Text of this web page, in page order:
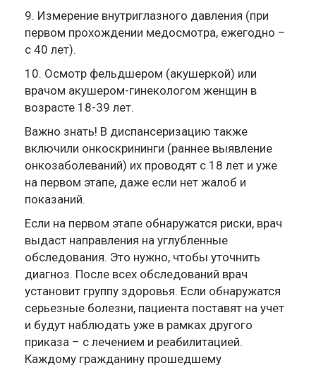
9. Измерение внутриглазного давления (при
первом прохождении медосмотра, ежегодно –
с 40 лет).
10. Осмотр фельдшером (акушеркой) или
врачом акушером-гинекологом женщин в
возрасте 18-39 лет.
Важно знать! В диспансеризацию также
включили онкоскрининги (раннее выявление
онкозаболеваний) их проводят с 18 лет и уже
на первом этапе, даже если нет жалоб и
показаний.
Если на первом этапе обнаружатся риски, врач
выдаст направления на углубленные
обследования. Это нужно, чтобы уточнить
диагноз. После всех обследований врач
установит группу здоровья. Если обнаружатся
серьезные болезни, пациента поставят на учет
и будут наблюдать уже в рамках другого
приказа – с лечением и реабилитацией.
Каждому гражданину прошедшему